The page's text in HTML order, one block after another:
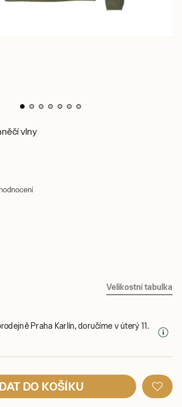
vlny
Velikostní tabulka
Praha Karlín, doručíme v úterý 11.
DO KOŠÍKU